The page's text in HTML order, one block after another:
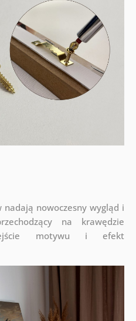
nowoczesny wygląd i
na krawędzie
motywu i efekt